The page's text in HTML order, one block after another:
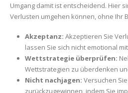
Umgang damit ist entscheidend. Hier
Verlusten umgehen können, ohne Ihr
Akzeptanz: Akzeptieren Sie
lassen Sie sich nicht emotional
Wettstrategie überprüfen:
Wettstrategien zu überdenken
Nicht nachjagen: Versuchen
zurückzugewinnen, indem Sie